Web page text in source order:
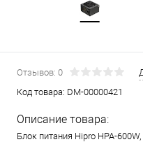
Отзывов: 0
Код товара: DM-00000421
Описание товара:
Блок питания Hipro HPA-600W,